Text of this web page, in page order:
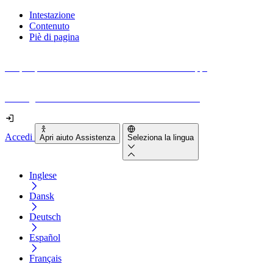
Intestazione
Contenuto
Piè di pagina
Accedi Apri aiuto Assistenza Seleziona la lingua
Inglese
Dansk
Deutsch
Español
Français